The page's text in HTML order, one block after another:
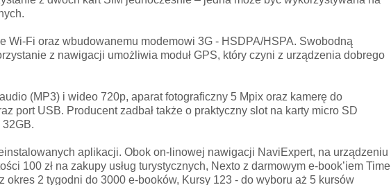
Wi-Fi oraz wbudowanemu modemowi 3G - HSDPA/HSPA. Swobodną
z nawigacji umożliwia moduł GPS, który czyni z urządzenia dobrego
(MP3) i wideo 720p, aparat fotograficzny 5 Mpix oraz kamerę do
port USB. Producent zadbał także o praktyczny slot na karty micro SD
aplikacji. Obok on-linowej nawigacji NaviExpert, na urządzeniu
100 zł na zakupy usług turystycznych, Nexto z darmowym e-book’iem Time
okres 2 tygodni do 3000 e-booków, Kursy 123 - do wyboru aż 5 kursów